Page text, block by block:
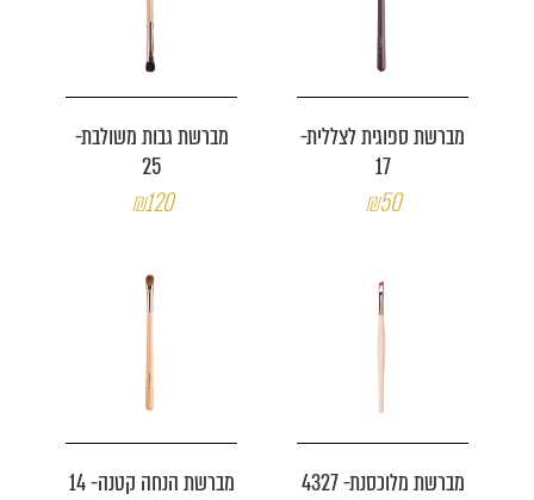
מברשת ספוגית לצללית-
17
₪50
מברשת גבות משולבת-
25
₪120
מברשת מלוכסנת- 4327 מברשת הנחה קטנה- 14